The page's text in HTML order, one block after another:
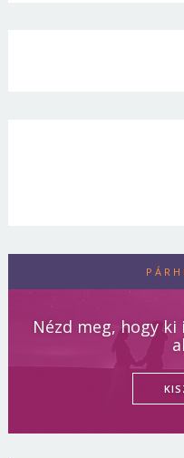
Nézd meg, hogy